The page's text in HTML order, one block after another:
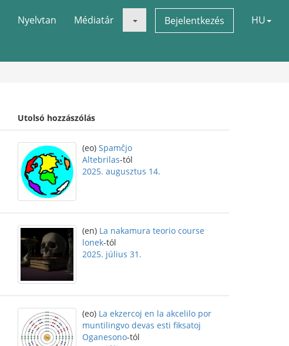
Nyelvtan Médiatár Bejelentkezés HU
Utolsó hozzászólás
(eo) Spamĉjo
Altebrilas-tól
2025. augusztus 14.
(en) La nakamura teorio course
lonek-tól
2025. július 31.
(eo) La ekzercoj en la akcelilo por
muntilingvo devas esti fiksatoj
Oganesono-tól